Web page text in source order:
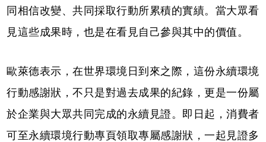
同相信改變、共同採取行動所累積的實績。當大眾看
見這些成果時，也是在看見自己參與其中的價值。
歐萊德表示，在世界環境日到來之際，這份永續環境
行動感謝狀，不只是對過去成果的紀錄，更是一份屬
於企業與大眾共同完成的永續見證。即日起，消費者
可至永續環境行動專頁領取專屬感謝狀，一起見證多